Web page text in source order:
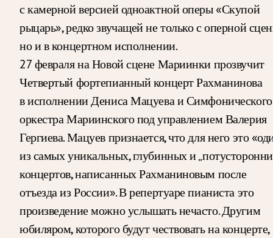
с камерной версией одноактной оперы «Скупой
рыцарь», редко звучащей не только с оперной
но и в концертном исполнении.
27 февраля на Новой сцене Мариинки прозвучит
Четвертый фортепианный концерт Рахманинова
в исполнении Дениса Мацуева и Симфонического
оркестра Мариинского под управлением Валерия
Гергиева. Мацуев признается, что для него это
из самых уникальных, глубинных и
концертов, написанных Рахманиновым после
отъезда из России». В репертуаре пианиста это
произведение можно услышать нечасто. Другим
юбиляром, которого будут чествовать на концерте,